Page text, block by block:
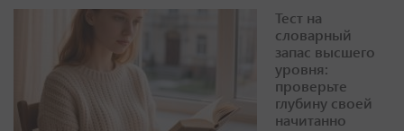
Тест на
словарный
запас высшего
уровня:
проверьте
глубину своей
начитанно